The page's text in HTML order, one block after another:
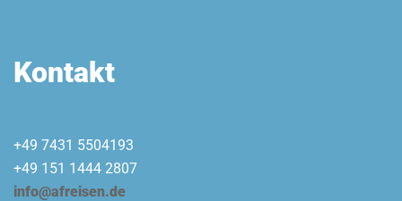
Kontakt
+49 7431 5504193
+49 151 1444 2807
info@afreisen.de